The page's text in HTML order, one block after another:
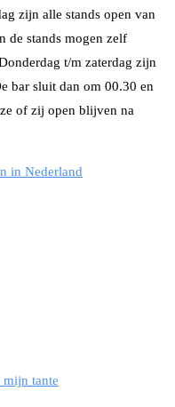
zijn alle stands open van
de stands mogen zelf
t/m zaterdag zijn
bar sluit dan om 00.30 en
of zij open blijven na
in Nederland
mijn tante